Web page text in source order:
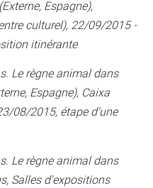
Espagne),
culturel), 22/09/2015 -
itinérante
Le règne animal dans
Espagne), Caixa
08/2015, étape d'une
Le règne animal dans
Salles d'expositions